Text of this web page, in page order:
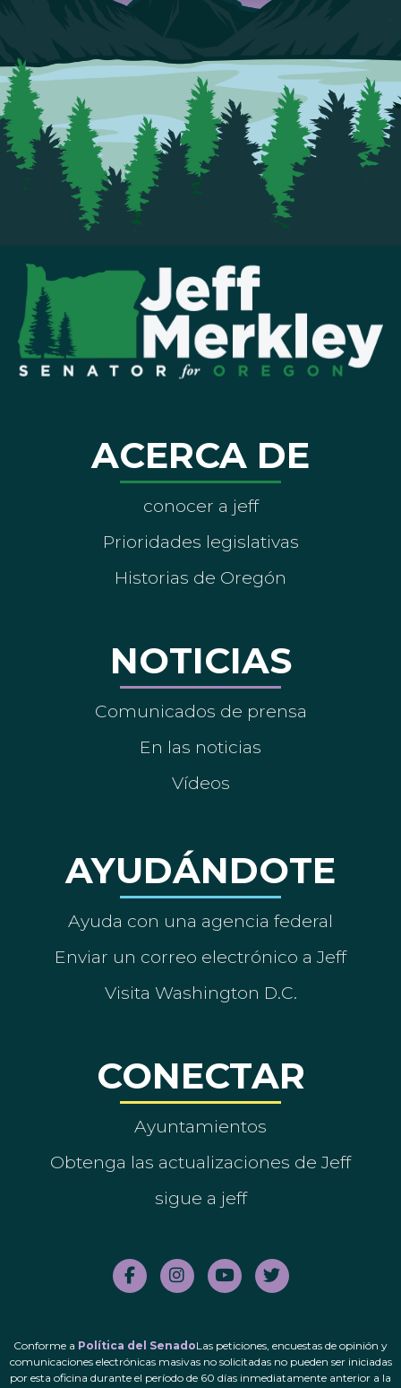
ACERCA DE
conocer a jeff
Prioridades legislativas
Historias de Oregón
NOTICIAS
Comunicados de prensa
En las noticias
Vídeos
AYUDÁNDOTE
Ayuda con una agencia federal
Enviar un correo electrónico a Jeff
Visita Washington D.C.
CONECTAR
Ayuntamientos
Obtenga las actualizaciones de Jeff
sigue a jeff
Conforme a Política del SenadoLas peticiones, encuestas de opinión y
comunicaciones electrónicas masivas no solicitadas no pueden ser iniciadas
por esta oficina durante el período de 60 días inmediatamente anterior a la